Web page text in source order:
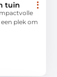
tuin
plek om